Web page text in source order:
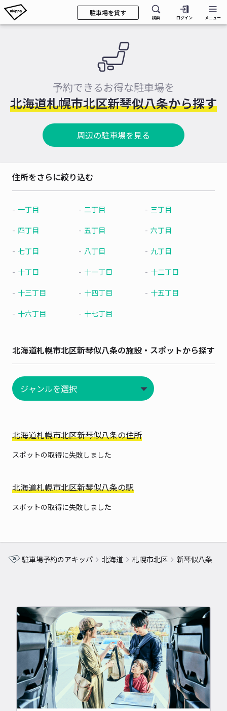
駐車場を貸す
検索 ログイン メニュー
予約できるお得な駐車場を
北海道札幌市北区新琴似八条から探す
周辺の駐車場を見る
住所をさらに絞り込む
一丁目 二丁目 三丁目
四丁目 五丁目 六丁目
七丁目 八丁目 九丁目
十丁目 十一丁目 十二丁目
十三丁目 十四丁目 十五丁目
十六丁目 十七丁目
北海道札幌市北区新琴似八条の施設・スポットから探す
北海道札幌市北区新琴似八条の住所
スポットの取得に失敗しました
北海道札幌市北区新琴似八条の駅
スポットの取得に失敗しました
駐車場予約のアキッパ 北海道 札幌市北区 新琴似八条